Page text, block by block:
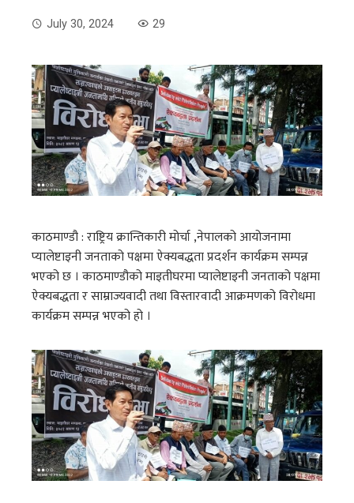
July 30, 2024 29
काठमाण्डौ : राष्ट्रिय क्रान्तिकारी मोर्चा ,नेपालको आयोजनामा
प्यालेष्टाइनी जनताको पक्षमा ऐक्यबद्धता प्रदर्शन कार्यक्रम सम्पन्न
भएको छ । काठमाण्डौको माइतीघरमा प्यालेष्टाइनी जनताको पक्षमा
ऐक्यबद्धता र साम्राज्यवादी तथा विस्तारवादी आक्रमणको विरोधमा
कार्यक्रम सम्पन्न भएको हो ।